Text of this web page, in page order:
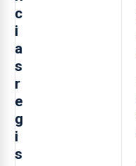
c
i
a
s
r
e
g
i
s